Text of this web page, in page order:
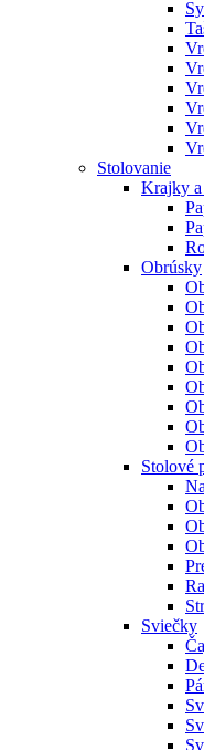
Stolovanie
Krajky
Obrúsky
Stolové
Sviečky